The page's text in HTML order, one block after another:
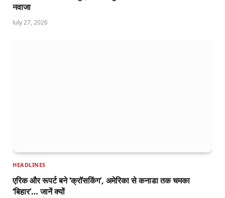
नवाजा
July 27, 2026
HEADLINES
एरिक और रूपर्ट बने ‘क्रॉसकिंग’, अमेरिका से कनाडा तक चमका
‘बिहार’… जानें क्यों